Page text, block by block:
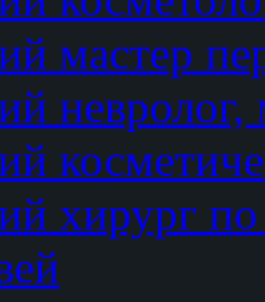
мастер
невролог,
хирург по